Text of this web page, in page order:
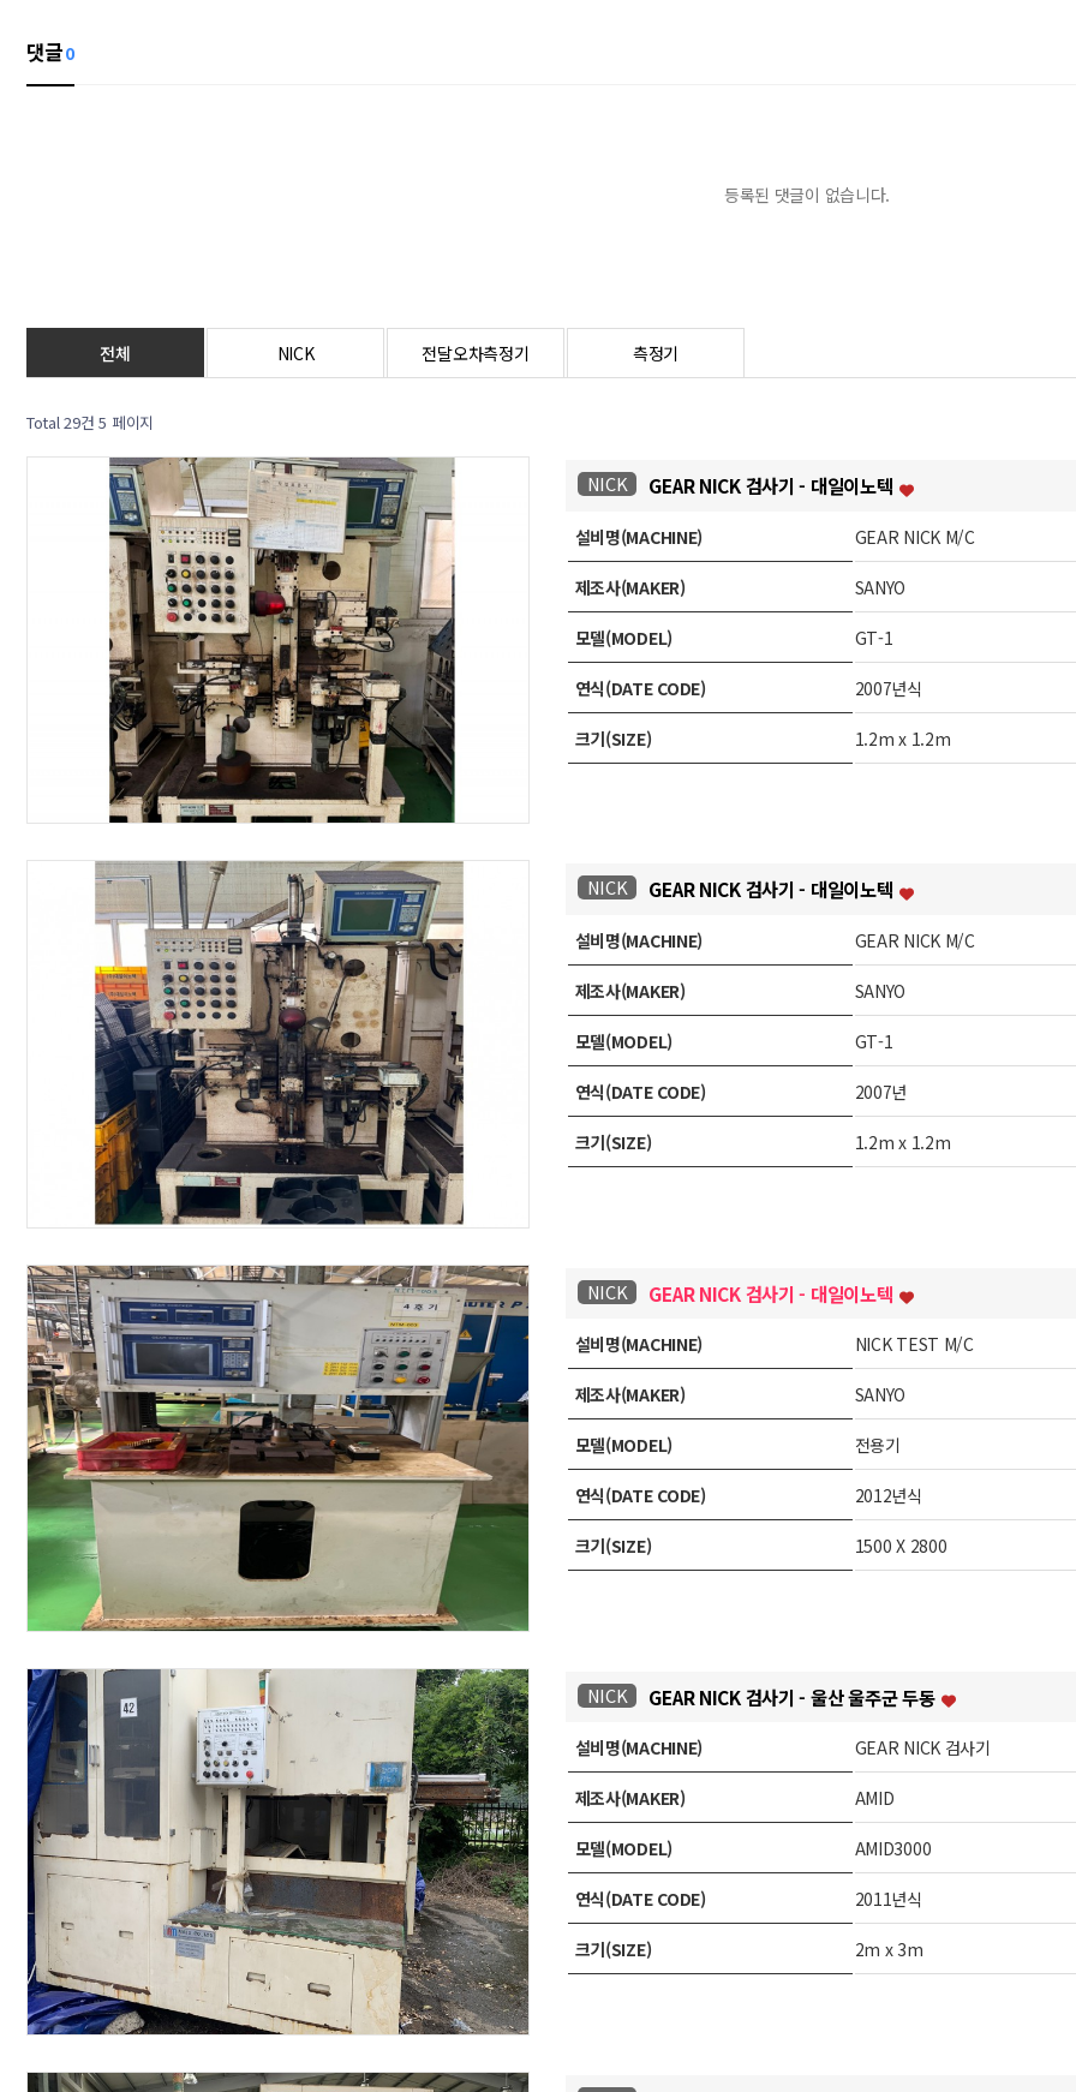
댓글0
등록된 댓글이 없습니다.
전체 NICK 전달오차측정기 측정기
Total 29건 5 페이지
NICK GEAR NICK 검사기 - 대일이노텍
설비명(MACHINE) GEAR NICK M/C
제조사(MAKER) SANYO
모델(MODEL) GT-1
연식(DATE CODE) 2007년식
크기(SIZE) 1.2m x 1.2m
NICK GEAR NICK 검사기 - 대일이노텍
설비명(MACHINE) GEAR NICK M/C
제조사(MAKER) SANYO
모델(MODEL) GT-1
연식(DATE CODE) 2007년
크기(SIZE) 1.2m x 1.2m
NICK GEAR NICK 검사기 - 대일이노텍
설비명(MACHINE) NICK TEST M/C
제조사(MAKER) SANYO
모델(MODEL) 전용기
연식(DATE CODE) 2012년식
크기(SIZE) 1500 X 2800
NICK GEAR NICK 검사기 - 울산 울주군 두동
설비명(MACHINE) GEAR NICK 검사기
제조사(MAKER) AMID
모델(MODEL) AMID3000
연식(DATE CODE) 2011년식
크기(SIZE) 2m x 3m